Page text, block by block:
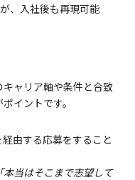
、入社後も再現可能
キャリア軸や条件と合致
イントです。
由する応募をすること
本当はそこまで志望して